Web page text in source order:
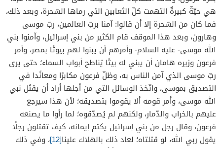
هي حيّةٌ كبيرةٌ التهمت كلّ الثعابين التي رماها السّحرة، وبعد ذلك،
فما كان من السّحرة إلا أن قالوا: آمنا بربّ العالمين، ربّ موسى
وهارون، وبعد هذا الموقف قام الكثير من بني إسرائيل، وآمنوا بني
الله موسى- عليه السلام- وأمرهم أن يبنوا لهم بيوتًا بمصر، وأمر
فرعون وزيره هامان أن يبني له بيتًا يُناطح أبواب السماء؛ حتى يرى
ربّ موسى الذي آمن الناس به، وظلّ فرعون مكابرًا ومعانًدا في
التصديق بموسى، واتّخذ الوسائل التي من أجلها أراد أن يقتُل نبي
الله موسى، وأمر قومه ألا يقوموا بتصديقه؛ لأن هذا سيرجع
عليهم بالخراب والدّمار، ولكنهم لم يُصدّقوه؛ لما رأوا ما يصنعه
فرعون، وقال رجل من بني إسرائيل يكتم إيمانه، كيف تقتلون رجلًا
يقول ربي الله، لو قتلتاه؛ لعاد ذلك بالهلاك علينا[12]
، وفي ذلك